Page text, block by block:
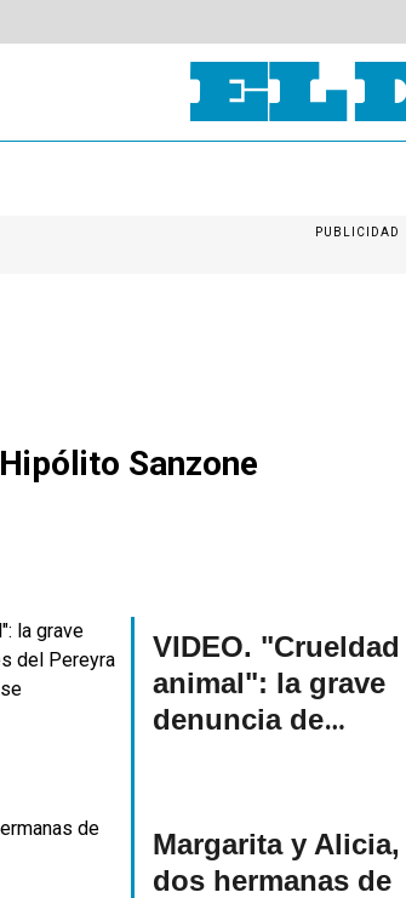
PUBLICIDAD
Hipólito Sanzone
VIDEO. "Crueldad
animal": la grave
denuncia de
Estado bonaerense
Margarita y Alicia,
dos hermanas de